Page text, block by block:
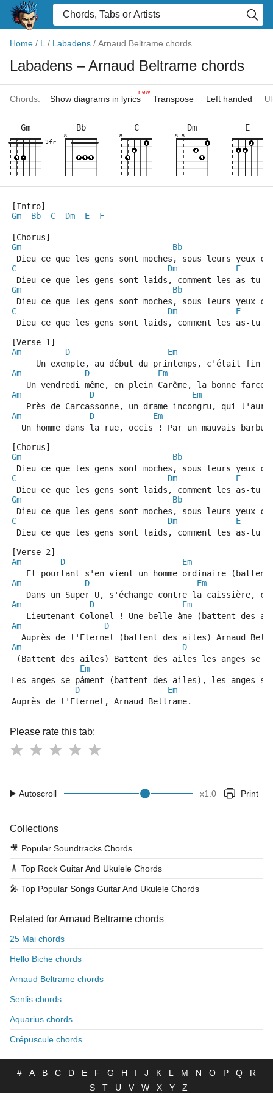
Home / L / Labadens / Arnaud Beltrame chords
Labadens – Arnaud Beltrame chords
Chords: Show diagrams in lyrics
new
Transpose Left handed
Gm
3fr
Bb
×
C
×
Dm
×
×
E
[Intro]
Gm
Bb C Dm E F
[Chorus]
Gm
Bb
Dieu ce que les gens sont moches, sous leurs yeux
C
Dm
E
Dieu ce que les gens sont laids, comment les as-tu
Gm
Bb
Dieu ce que les gens sont moches, sous leurs yeux
C
Dm
E
Dieu ce que les gens sont laids, comment les as-tu
[Verse 1]
Am
D
Em
Un exemple, au début du printemps, c'était fin
Am
D
Em
   Un vendredi même, en plein Carême, la bonne farce!
Am
D
Em
Près de Carcassonne, un drame incongru, qui
Am
D
Em
  Un homme dans la rue, occis ! Par un mauvais barbu
[Chorus]
Gm
Bb
Dieu ce que les gens sont moches, sous leurs yeux
C
Dm
E
Dieu ce que les gens sont laids, comment les as-tu
Gm
Bb
Dieu ce que les gens sont moches, sous leurs yeux
C
Dm
E
Dieu ce que les gens sont laids, comment les as-tu
[Verse 2]
Am
D
Em
Et pourtant s'en vient un homme ordinaire
Am
D
Em
Dans un Super U, s'échange contre la caissière,
Am
D
Em
Lieutenant-Colonel ! Une belle âme (battent des
Am
D
Auprès de l'Eternel (battent des ailes) Arnaud
Am
D
(Battent des ailes) Battent des ailes les anges se
Em
Les anges se pâment (battent des ailes), les anges
D
Em
Auprès de l'Eternel, Arnaud Beltrame.
Please rate this tab:
Autoscroll x1.0 Print
Collections
🎥 Popular Soundtracks Chords
🎸 Top Rock Guitar And Ukulele Chords
🎤 Top Popular Songs Guitar And Ukulele Chords
Related for Arnaud Beltrame chords
25 Mai chords
Hello Biche chords
Arnaud Beltrame chords
Senlis chords
Aquarius chords
Crépuscule chords
# A B C D E F G H I J K L M N O P Q
R
S
T U V W X Y Z